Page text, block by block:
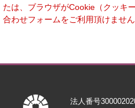
へ
たは、ブラウザがCookie（クッキ
合わせフォームをご利用頂けません
法人番号